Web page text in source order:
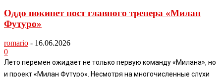
Оддо покинет пост главного тренера «Милан
Футуро»
romario - 16.06.2026
0
Лето перемен ожидает не только первую команду «Милана», но
и проект «Милан Футуро». Несмотря на многочисленные слухи